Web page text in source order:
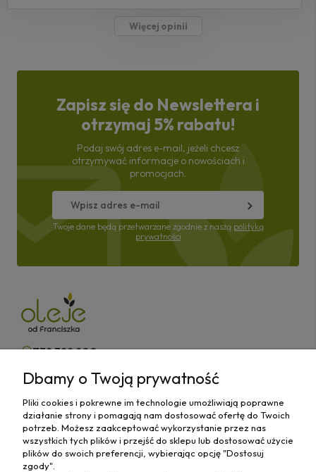
Więcej opinii
Zapisz się do Newslettera i
otrzymaj 5% rabatu!
Podaj swój adres e-mail, jeżeli chcesz
otrzymywać informacje o nowościach i
promocjach.
Twoje dane będą przetwarzane zgodnie z naszą polityką
prywatności
732 322 800
kontakt@olejeodfranciszka.pl
Sklep stacjonarny
63-400 Ostrów Wielkopolski,
ul.Różana 29/1
Dbamy o Twoją prywatność
Pliki cookies i pokrewne im technologie umożliwiają poprawne
działanie strony i pomagają nam dostosować ofertę do Twoich
potrzeb. Możesz zaakceptować wykorzystanie przez nas
wszystkich tych plików i przejść do sklepu lub dostosować użycie
plików do swoich preferencji, wybierając opcję "Dostosuj
zgody".